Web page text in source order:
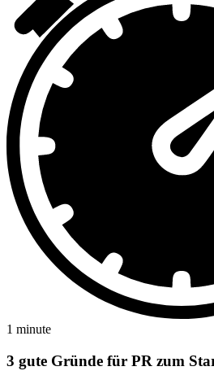
1 minute
3 gute Gründe für PR zum